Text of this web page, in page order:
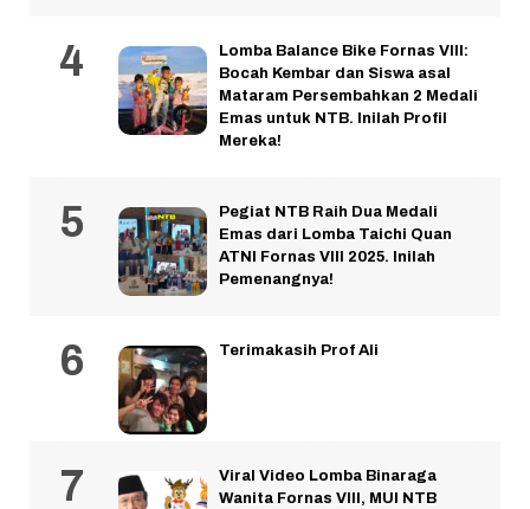
Lomba Balance Bike Fornas VIII:
Bocah Kembar dan Siswa asal
Mataram Persembahkan 2 Medali
Emas untuk NTB. Inilah Profil
Mereka!
Pegiat NTB Raih Dua Medali
Emas dari Lomba Taichi Quan
ATNI Fornas VIII 2025. Inilah
Pemenangnya!
Terimakasih Prof Ali
Viral Video Lomba Binaraga
Wanita Fornas VIII, MUI NTB